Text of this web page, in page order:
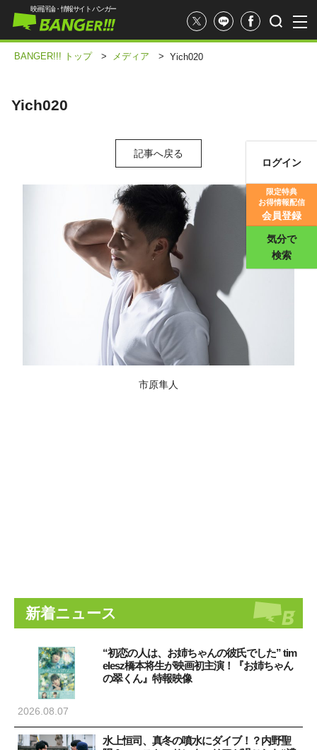
映画評論・情報サイト バンガー
ログイン
限定特典
お得情報配信
会員登録
気分で
検索
BANGER!!! トップ > メディア > Yich020
Yich020
記事へ戻る
市原隼人
新着ニュース
“初恋の人は、お姉ちゃんの彼氏でした” tim
elesz橋本将生が映画初主演！『お姉ちゃん
の翠くん』特報映像
2026.08.07
水上恒司、真冬の噴水にダイブ！？内野聖